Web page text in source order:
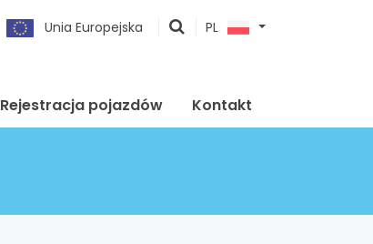
Unia Europejska
pokaż
PL
Rejestracja pojazdów Kontakt